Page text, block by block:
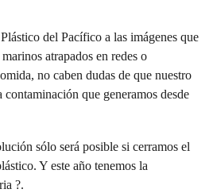
del Pacífico a las imágenes que
atrapados en redes o
no caben dudas de que nuestro
que generamos desde
sólo será posible si cerramos el
Y este año tenemos la
?.